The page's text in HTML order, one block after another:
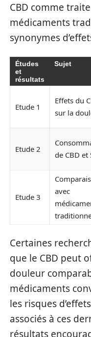
CBD comme
médicaments
synonymes
Études
et
résultats
Sujet
Etude 1
Effets du
sur la
Etude 2
de CBD et
Etude 3
avec
Certaines
que le CBD peut
douleur
médicaments
les risques
associés à ces
résultats